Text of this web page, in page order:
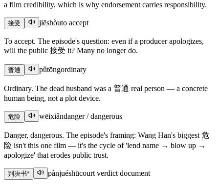
a film credibility, which is why endorsement carries responsibility.
接受 jiēshòuto accept
To accept. The episode's question: even if a producer apologizes,
will the public 接受 it? Many no longer do.
普通 pǔtōngordinary
Ordinary. The dead husband was a 普通 real person — a concrete
human being, not a plot device.
危险 wēixiǎndanger / dangerous
Danger, dangerous. The episode's framing: Wang Han's biggest 危
险 isn't this one film — it's the cycle of 'lend name → blow up →
apologize' that erodes public trust.
判决书* pànjuéshūcourt verdict document